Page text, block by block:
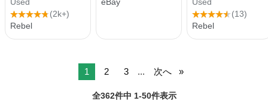
1 2 3 ... 次へ
全362件中 1-50件表示